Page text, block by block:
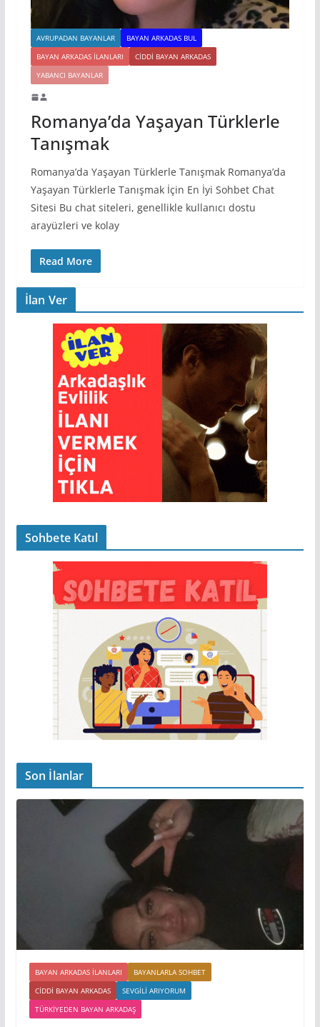
AVRUPADAN BAYANLAR
BAYAN ARKADAS BUL
BAYAN ARKADAS ILANLARI
CIDDI BAYAN ARKADAS
YABANCI BAYANLAR
Romanya’da Yaşayan Türklerle
Tanışmak
Romanya’da Yaşayan Türklerle Tanışmak Romanya’da
Yaşayan Türklerle Tanışmak İçin En İyi Sohbet Chat
Sitesi Bu chat siteleri, genellikle kullanıcı dostu
arayüzleri ve kolay
Read More
İlan Ver
Sohbete Katıl
Son İlanlar
BAYAN ARKADAS ILANLARI
BAYANLARLA SOHBET
CIDDI BAYAN ARKADAS
SEVGILI ARIYORUM
TÜRKIYEDEN BAYAN ARKADAŞ